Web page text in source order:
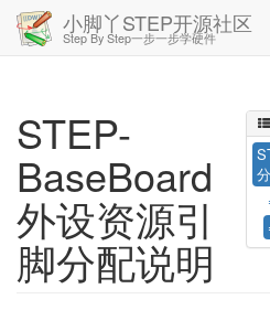
小脚丫STEP开源社区
Step By Step一步一步学硬件
STEP-
BaseBoard
外设资源引
脚分配说明